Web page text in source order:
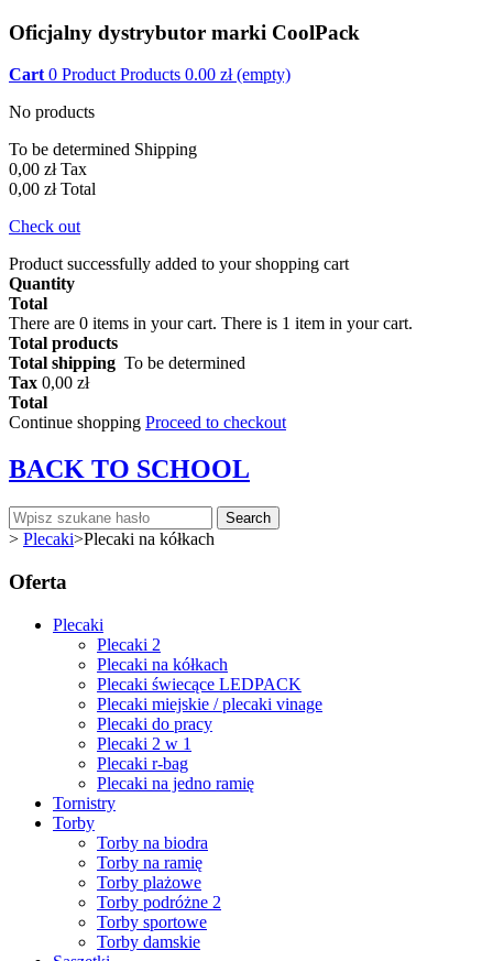
Oficjalny dystrybutor marki CoolPack
Cart 0 Product Products 0.00 zł (empty)
No products
To be determined Shipping
0,00 zł Tax
0,00 zł Total
Check out
Product successfully added to your shopping cart
Quantity
Total
There are 0 items in your cart. There is 1 item in your cart.
Total products
Total shipping To be determined
Tax 0,00 zł
Total
Continue shopping Proceed to checkout
BACK TO SCHOOL
Search
> Plecaki>Plecaki na kółkach
Oferta
Plecaki
Plecaki 2
Plecaki na kółkach
Plecaki świecące LEDPACK
Plecaki miejskie / plecaki vinage
Plecaki do pracy
Plecaki 2 w 1
Plecaki r-bag
Plecaki na jedno ramię
Tornistry
Torby
Torby na biodra
Torby na ramię
Torby plażowe
Torby podróżne 2
Torby sportowe
Torby damskie